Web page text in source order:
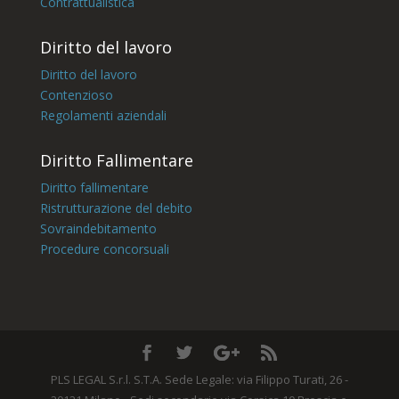
Diritto del lavoro
Diritto del lavoro
Contenzioso
Regolamenti aziendali
Diritto Fallimentare
Diritto fallimentare
Ristrutturazione del debito
Sovraindebitamento
Procedure concorsuali
PLS LEGAL S.r.l. S.T.A. Sede Legale: via Filippo Turati, 26 -